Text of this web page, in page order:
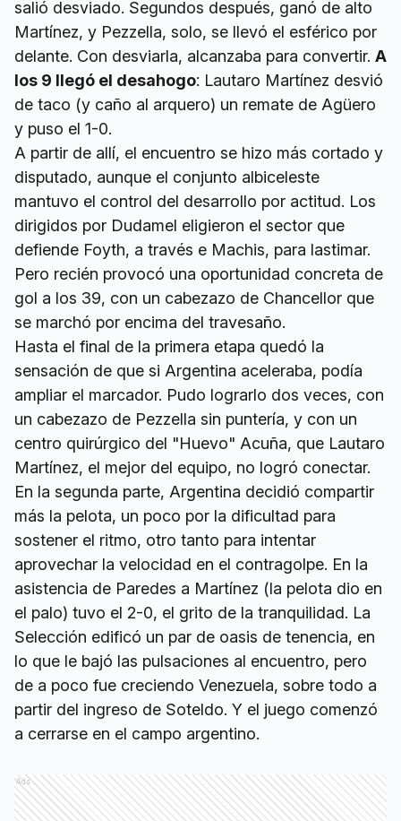
salió desviado. Segundos después, ganó de alto
Martínez, y Pezzella, solo, se llevó el esférico por
delante. Con desviarla, alcanzaba para convertir. A
los 9 llegó el desahogo: Lautaro Martínez desvió
de taco (y caño al arquero) un remate de Agüero
y puso el 1-0.
A partir de allí, el encuentro se hizo más cortado y
disputado, aunque el conjunto albiceleste
mantuvo el control del desarrollo por actitud. Los
dirigidos por Dudamel eligieron el sector que
defiende Foyth, a través e Machis, para lastimar.
Pero recién provocó una oportunidad concreta de
gol a los 39, con un cabezazo de Chancellor que
se marchó por encima del travesaño.
Hasta el final de la primera etapa quedó la
sensación de que si Argentina aceleraba, podía
ampliar el marcador. Pudo lograrlo dos veces, con
un cabezazo de Pezzella sin puntería, y con un
centro quirúrgico del "Huevo" Acuña, que Lautaro
Martínez, el mejor del equipo, no logró conectar.
En la segunda parte, Argentina decidió compartir
más la pelota, un poco por la dificultad para
sostener el ritmo, otro tanto para intentar
aprovechar la velocidad en el contragolpe. En la
asistencia de Paredes a Martínez (la pelota dio en
el palo) tuvo el 2-0, el grito de la tranquilidad. La
Selección edificó un par de oasis de tenencia, en
lo que le bajó las pulsaciones al encuentro, pero
de a poco fue creciendo Venezuela, sobre todo a
partir del ingreso de Soteldo. Y el juego comenzó
a cerrarse en el campo argentino.
Ads